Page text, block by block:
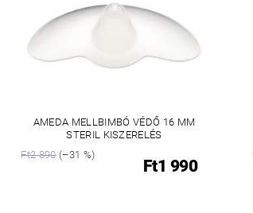
AMEDA MELLBIMBÓ VÉDŐ 16 MM
STERIL KISZERELÉS
Ft2 890(–31 %)
Ft1 990